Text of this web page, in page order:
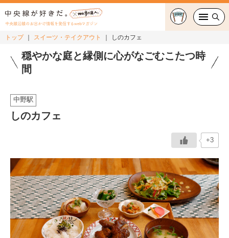
中央線沿線のお出かけ情報を発信するwebマガジン
グルメ・カフェ
おでかけ
特集
連載
中央線フェス
トップ スイーツ・テイクアウト しのカフェ
穏やかな庭と縁側に心がなごむこたつ時
間
中野駅
しのカフェ
+3